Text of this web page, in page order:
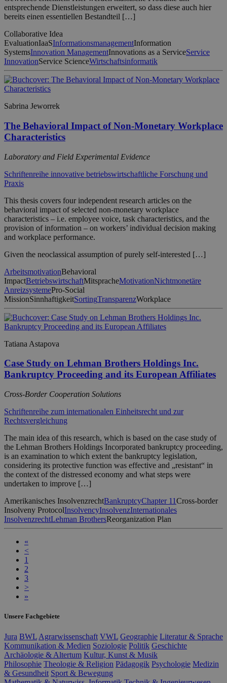
entsprechende Dienstleistungen erweitert, so dass diese auch hier
bereits einen essentiellen Bestandteil […]
Collaborative Idea
EvaluationIaaSInformationsmanagementInformation
SystemsInnovation ManagementInnovations as a ServiceService
InnovationService ScienceWirtschaftsinformatik
Sabrina Jeworrek
The Behavioral Impact of Non-Monetary Workplace
Characteristics
Laboratory and Field Experimental Evidence
Schriftenreihe innovative betriebswirtschaftliche Forschung und
Praxis
This thesis covers four independent research articles on the
behavioral impact of selected non-monetary workplace
characteristics – i.e. employee voice, task characteristics, and the
provision of information – on workers’ individual decision making
and workplace performance.
Given the neoclassical assumption of purely self-interested […]
ArbeitsmotivationBehavioral
ImpactBetriebswirtschaftMitspracheMotivationNichtmonetäre
AnreizsystemePro-Social
MissionSinnhaftigkeitSortingTransparenzWorkplace
Tatiana Astapova
Case Study on Lehman Brothers Holdings Inc.
Bankruptcy Proceeding and its European Affiliates
Cross-Border Cooperation Solutions
Schriftenreihe zum internationalen Einheitsrecht und zur
Rechtsvergleichung
The main idea of this research, which is based on the case study of
the Lehman Brothers Holdings Incorporated bankruptcy proceeding,
is an examination to which extent the bankruptcy legislation,
considering its protective function was effective and „resistant“ in
the context of the distressed economy and what steps were
undertaken to improve […]
Amerikanisches InsolvenzrechtBankruptcyChapter 11Cross-border
Insolveny ProtocolInsolvencyInsolvenzInternationales
InsolvenzrechtLehman BrothersReorganization Plan
«
<
1
2
3
>
»
Unsere Fachgebiete
Jura BWL Agrarwissenschaft VWL Geographie Literatur & Sprache
Kommunikation & Medien Soziologie Politik Geschichte
Archäologie & Altertum Kultur, Kunst & Musik
Philosophie Theologie & Religion Pädagogik Psychologie Medizin
& Gesundheit Sport & Bewegung